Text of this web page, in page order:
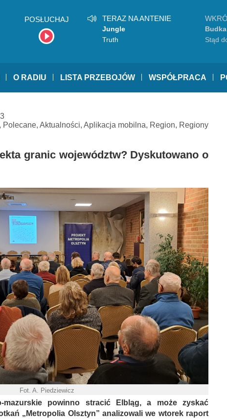
POSŁUCHAJ TERAZ NA ANTENIE
Jungle
Truth
Stąd
O RADIU LISTA PRZEBOJÓW WSPÓŁPRACA
, Polecane, Aktualności, Aplikacja mobilna, Region, Regiony
granic województw? Dyskutowano o
Fot. A. Piedziewicz
mazurskie powinno stracić Elbląg, a może zyskać
„Metropolia Olsztyn” analizowali we wtorek raport